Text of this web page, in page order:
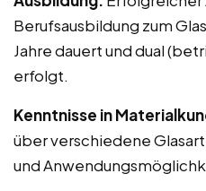
Berufsausbildung zum
Jahre dauert und dual
erfolgt.
Kenntnisse in
über verschiedene
und